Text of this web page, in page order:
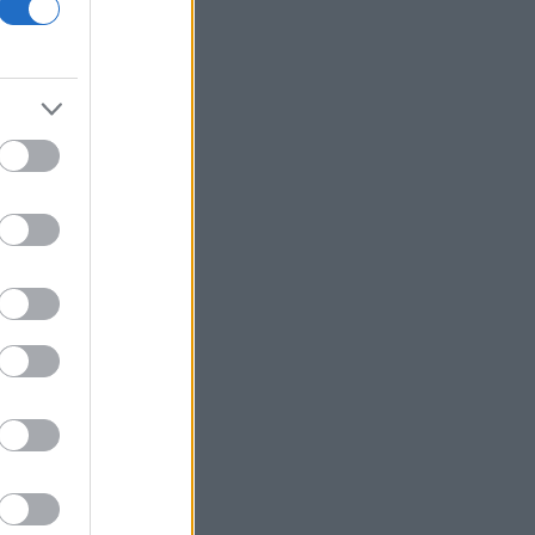
ΕΛ.Α.Σ: «Η απροκάλυπτη ώσμωση
Δικαστικό μπλόκο στην αίθουσα χορού
του Τραμπ στο Λευκό Οίκο
Μπάρκιν (Fed): «Τα στοιχεία για την
Καταβλήθηκαν 33,58 εκατ. ευρώ σε
λιπασμάτων
από τα τέλη Ιουνίου - Σε νέα υψηλά ο
Stoxx 600
Κορυφώνεται η έξοδος των εκδρομέων
- Στο 100% η πληρότητα σε πολλά
Η Ιταλία απαντά στην Ισπανία: «Δεν
δεχόμαστε τελεσίγραφα» - Σε ισχύ οι